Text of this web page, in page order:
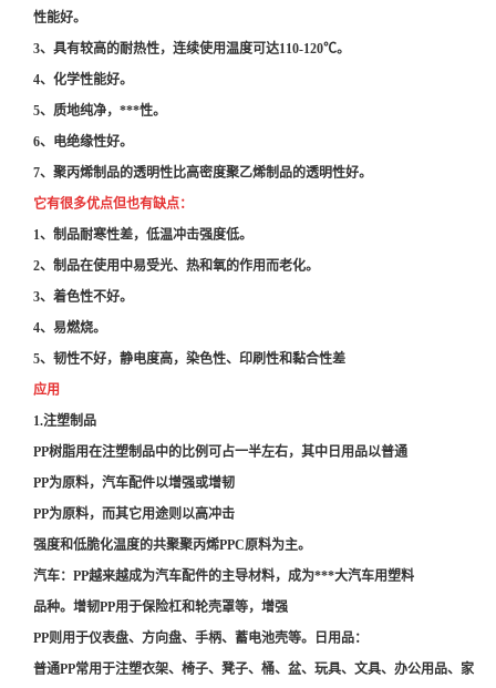
性能好。
3、具有较高的耐热性，连续使用温度可达110-120℃。
4、化学性能好。
5、质地纯净，***性。
6、电绝缘性好。
7、聚丙烯制品的透明性比高密度聚乙烯制品的透明性好。
它有很多优点但也有缺点：
1、制品耐寒性差，低温冲击强度低。
2、制品在使用中易受光、热和氧的作用而老化。
3、着色性不好。
4、易燃烧。
5、韧性不好，静电度高，染色性、印刷性和黏合性差
应用
1.注塑制品
PP树脂用在注塑制品中的比例可占一半左右，其中日用品以普通
PP为原料，汽车配件以增强或增韧
PP为原料，而其它用途则以高冲击
强度和低脆化温度的共聚聚丙烯PPC原料为主。
汽车：PP越来越成为汽车配件的主导材料，成为***大汽车用塑料
品种。增韧PP用于保险杠和轮壳罩等，增强
PP则用于仪表盘、方向盘、手柄、蓄电池壳等。日用品：
普通PP常用于注塑衣架、椅子、凳子、桶、盆、玩具、文具、办公用品、家